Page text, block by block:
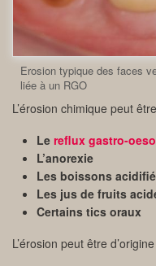
Erosion typique des faces
liée à un RGO
L’érosion chimique peut
Le reflux gastro-
L’anorexie
Les boissons
Les jus de fruits
Certains tics oraux
L’érosion peut être d’origine